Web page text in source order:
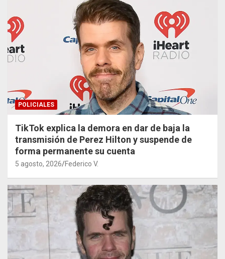
POLICIALES
TikTok explica la demora en dar de baja la
transmisión de Perez Hilton y suspende de
forma permanente su cuenta
5 agosto, 2026 Federico V.